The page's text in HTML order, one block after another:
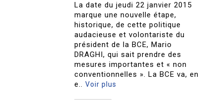
La date du jeudi 22 janvier 2015
marque une nouvelle étape,
historique, de cette politique
audacieuse et volontariste du
président de la BCE, Mario
DRAGHI, qui sait prendre des
mesures importantes et « non
conventionnelles ». La BCE va, en
e..Voir plus